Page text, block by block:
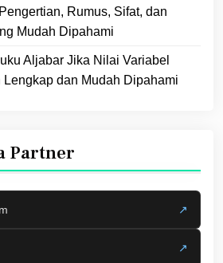
Rumus, Sifat, dan
Mudah Dipahami
Aljabar Jika Nilai Variabel
dan Mudah Dipahami
Partner
↗
↗